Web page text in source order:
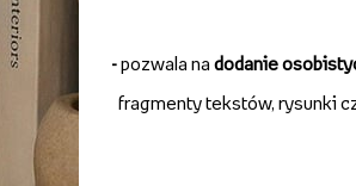
-pozwala na dodanie
fragmenty tekstów, rysunki